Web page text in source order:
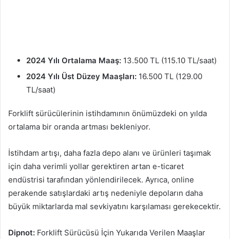
2024 Yılı Ortalama Maaş: 13.500 TL (115.10 TL/saat)
2024 Yılı Üst Düzey Maaşları: 16.500 TL (129.00
TL/saat)
Forklift sürücülerinin istihdamının önümüzdeki on yılda
ortalama bir oranda artması bekleniyor.
İstihdam artışı, daha fazla depo alanı ve ürünleri taşımak
için daha verimli yollar gerektiren artan e-ticaret
endüstrisi tarafından yönlendirilecek. Ayrıca, online
perakende satışlardaki artış nedeniyle depoların daha
büyük miktarlarda mal sevkiyatını karşılaması gerekecektir.
Dipnot: Forklift Sürücüsü İçin Yukarıda Verilen Maaşlar